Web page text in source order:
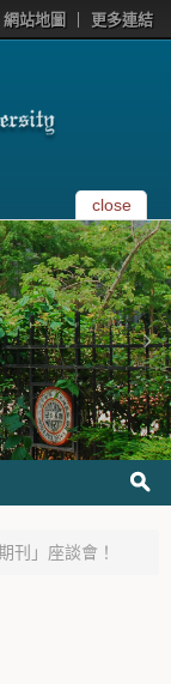
網站地圖 更多連結
close
刊」座談會！